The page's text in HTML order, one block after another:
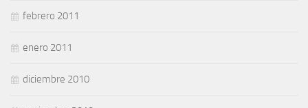
febrero 2011
enero 2011
diciembre 2010